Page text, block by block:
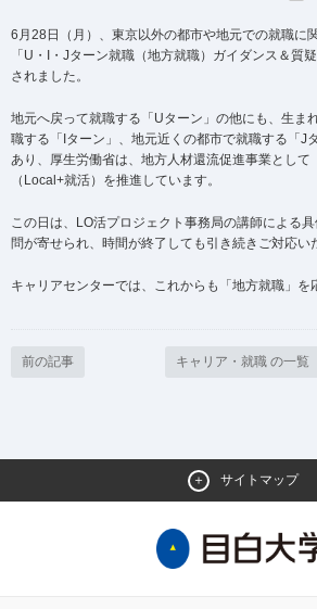
6月28日（月）、東京以外の都市や地元での就職に
「U・I・Jターン就職（地方就職）ガイダンス＆質
されました。
地元へ戻って就職する「Uターン」の他にも、生ま
職する「Iターン」、地元近くの都市で就職する「J
あり、厚生労働省は、地方人材還流促進事業として
（Local+就活）を推進しています。
この日は、LO活プロジェクト事務局の講師による
問が寄せられ、時間が終了しても引き続きご対応い
キャリアセンターでは、これからも「地方就職」を
前の記事 キャリア・就職 の一覧
サイトマップ